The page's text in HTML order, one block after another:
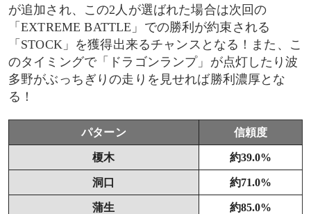
が追加され、この2人が選ばれた場合は次回の
「EXTREME BATTLE」での勝利が約束される
「STOCK」を獲得出来るチャンスとなる！また、こ
のタイミングで「ドラゴンランプ」が点灯したり波
多野がぶっちぎりの走りを見せれば勝利濃厚とな
る！
パターン 信頼度
榎木 約39.0%
洞口 約71.0%
蒲生 約85.0%